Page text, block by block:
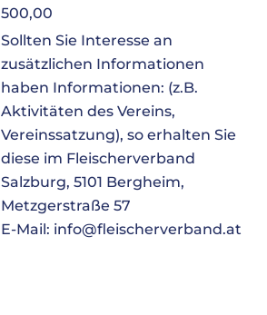
500,00
Sollten Sie Interesse an
zusätzlichen Informationen
haben Informationen: (z.B.
Aktivitäten des Vereins,
Vereinssatzung), so erhalten Sie
diese im Fleischerverband
Salzburg, 5101 Bergheim,
Metzgerstraße 57
E-Mail: info@fleischerverband.at